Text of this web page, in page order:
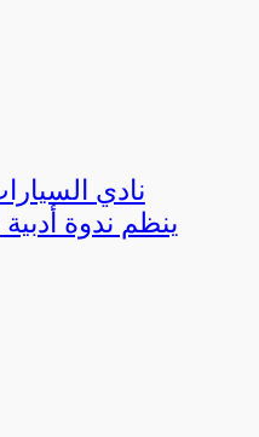
نادي
ينظم ندوة